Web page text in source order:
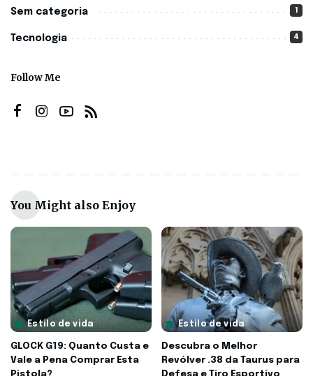
Sem categoria 1
Tecnologia 4
Follow Me
You Might also Enjoy
Estilo de vida
GLOCK G19: Quanto Custa e
Vale a Pena Comprar Esta
Pistola?
Estilo de vida
Descubra o Melhor
Revólver .38 da Taurus para
Defesa e Tiro Esportivo